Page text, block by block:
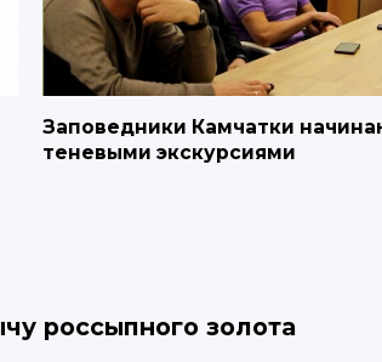
Заповедники Камчатки
теневыми экскурсиями
россыпного золота